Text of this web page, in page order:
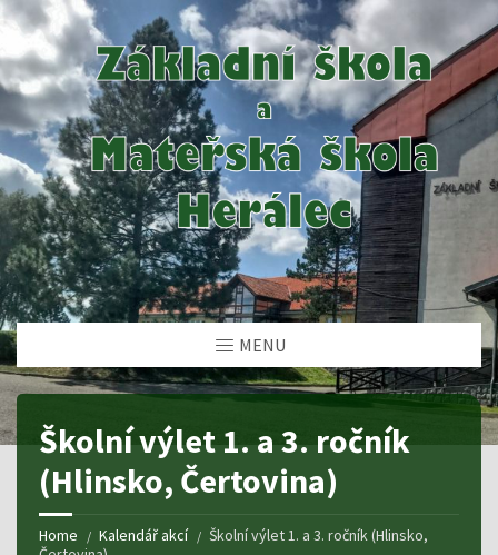
MENU
Školní výlet 1. a 3. ročník
(Hlinsko, Čertovina)
Home Kalendář akcí
Školní výlet 1. a 3. ročník (Hlinsko,